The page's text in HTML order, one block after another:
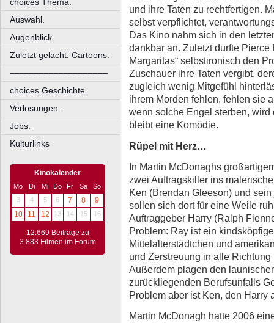
Auswahl.
Augenblick
Zuletzt gelacht: Cartoons.
––––––––––––––––––––
choices Geschichte.
Verlosungen.
Jobs.
Kulturlinks
Kinokalender
Mo Di Mi Do Fr Sa
So
3
4 5 6 7 8
9
10
11 12 13 14 15 16
12.669 Beiträge zu
3.883 Filmen im Forum
und ihre Taten zu rechtfertigen.
selbst verpflichtet,
Das Kino nahm sich in den
dankbar an. Zuletzt durfte Pierce
Margaritas“ selbstironisch den
Zuschauer ihre Taten vergibt,
zugleich wenig Mitgefühl
ihrem Morden fehlen, fehlen sie
wenn solche Engel sterben,
bleibt eine Komödie.
Rüpel mit Herz…
In Martin McDonaghs
zwei Auftragskiller ins
Ken (Brendan Gleeson) und
sollen sich dort für eine Weile
Auftraggeber Harry (Ralph
Problem: Ray ist ein
Mittelalterstädtchen und
und Zerstreuung in alle
Außerdem plagen den
zurückliegenden Berufsunfalls
Problem aber ist Ken, den Harry
Martin McDonagh hatte 2006